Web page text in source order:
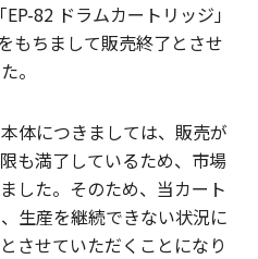
82 ドラムカートリッジ」
もちまして販売終了とさせ
。
体につきましては、販売が
も満了しているため、市場
した。そのため、当カート
生産を継続できない状況に
させていただくことになり